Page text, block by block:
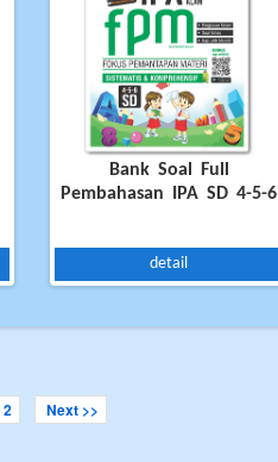
Bank Soal Full
Pembahasan IPA SD 4-5-6
detail
2 Next >>